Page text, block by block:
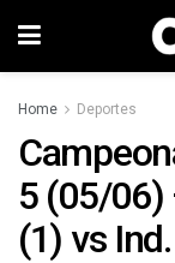
Home Deportes
5 (05/06)
(1) vs